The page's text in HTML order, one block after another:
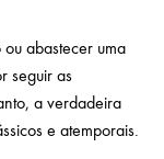
abastecer uma
seguir as
a verdadeira
e atemporais.